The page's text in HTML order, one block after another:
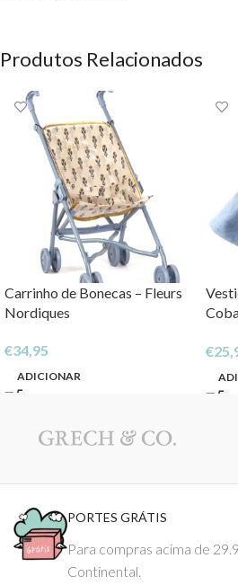
Produtos Relacionados
Carrinho de Bonecas – Fleurs
Nordiques
€34,95
ADICIONAR
€
PORTES GRÁTIS
Para compras acima de
Continental.